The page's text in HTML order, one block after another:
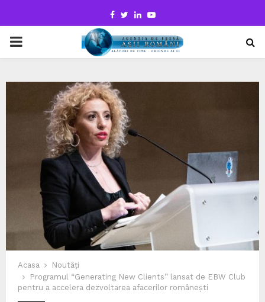
Facebook
TwitterLinkedinYoutube
PRIMARY
Acasa
Noutăți
Programul “Generating New Clients” lansat de EBW Club
pentru a accelera dezvoltarea afacerilor românești